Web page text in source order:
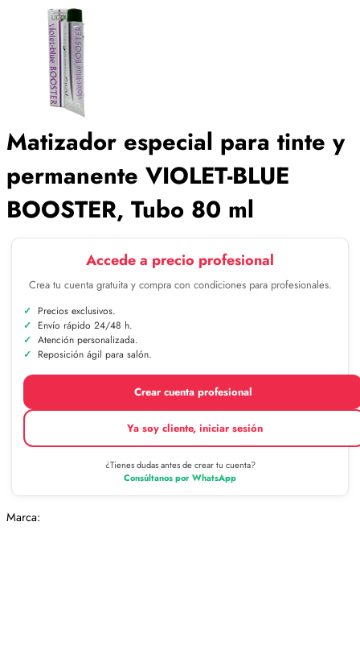
Matizador especial para tinte y
permanente VIOLET-BLUE
BOOSTER, Tubo 80 ml
Accede a precio profesional
Crea tu cuenta gratuita y compra con condiciones para profesionales.
Precios exclusivos.
Envío rápido 24/48 h.
Atención personalizada.
Reposición ágil para salón.
Crear cuenta profesional
Ya soy cliente, iniciar sesión
¿Tienes dudas antes de crear tu cuenta?
Consúltanos por WhatsApp
Marca: